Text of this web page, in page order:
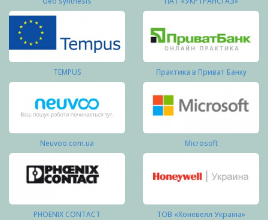
TEMPUS Практика в Приват Банку
Neuvoo.com.ua Microsoft
PHOENIX CONTACT ТОВ «Хоневелл Україна»